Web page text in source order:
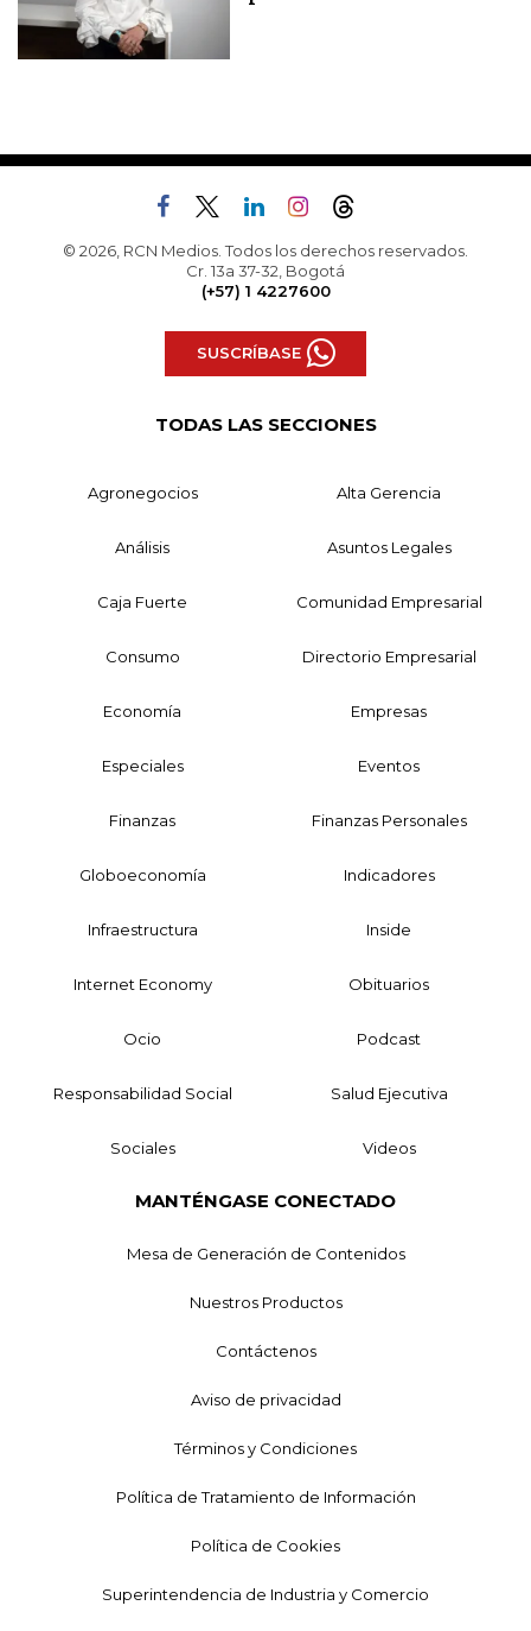
© 2026, RCN Medios. Todos los derechos reservados.
Cr. 13a 37-32, Bogotá
(+57) 1 4227600
SUSCRÍBASE
TODAS LAS SECCIONES
Agronegocios Alta Gerencia
Análisis Asuntos Legales
Caja Fuerte Comunidad Empresarial
Consumo Directorio Empresarial
Economía Empresas
Especiales Eventos
Finanzas Finanzas Personales
Globoeconomía Indicadores
Infraestructura Inside
Internet Economy Obituarios
Ocio Podcast
Responsabilidad Social Salud Ejecutiva
Sociales Videos
MANTÉNGASE CONECTADO
Mesa de Generación de Contenidos
Nuestros Productos
Contáctenos
Aviso de privacidad
Términos y Condiciones
Política de Tratamiento de Información
Política de Cookies
Superintendencia de Industria y Comercio